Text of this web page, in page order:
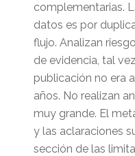
complementarias.
datos es por
flujo. Analizan
de evidencia, tal
publicación no era
años. No realizan
muy grande. El
y las aclaraciones
sección de las